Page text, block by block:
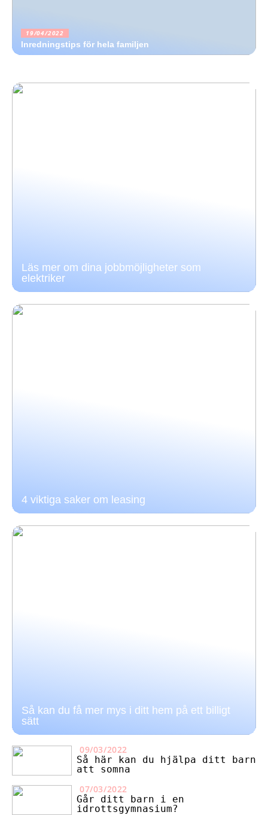
19/04/2022
Inredningstips för hela familjen
Läs mer om dina jobbmöjligheter som
elektriker
4 viktiga saker om leasing
Så kan du få mer mys i ditt hem på ett billigt
sätt
09/03/2022
Så här kan du hjälpa ditt barn
att somna
07/03/2022
Går ditt barn i en
idrottsgymnasium?